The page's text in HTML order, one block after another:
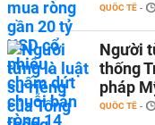
QUỐC TẾ -
Người
thống
pháp
QUỐC TẾ -